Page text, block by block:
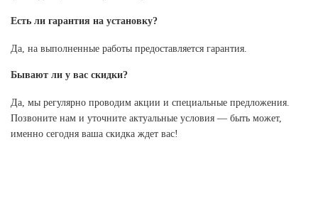
Есть ли гарантия на установку?
Да, на выполненные работы предоставляется гарантия.
Бывают ли у вас скидки?
Да, мы регулярно проводим акции и специальные предложения.
Позвоните нам и уточните актуальные условия — быть может,
именно сегодня ваша скидка ждет вас!